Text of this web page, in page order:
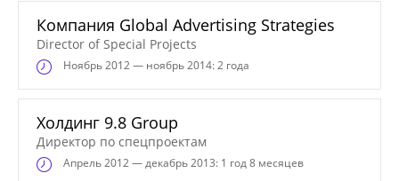
Компания Global Advertising Strategies
Director of Special Projects
Ноябрь2012 — ноябрь 2014: 2 года
Холдинг 9.8 Group
Директор по спецпроектам
Апрель2012 — декабрь 2013: 1 год 8 месяцев